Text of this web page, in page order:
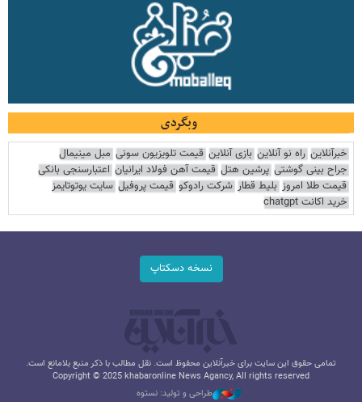
وبگردی
خبرآنلاین راه نو آنلاین بازی آنلاین قیمت تلویزیون سونی مبل مینیمال
جراح بینی گوشتی پرشین هتل قیمت آهن فولاد ایرانیان اعتبارسنجی بانکی
قیمت طلا امروز بلیط قطار شرکت رادوکو قیمت پروفیل سایت یوتوتایمز
خرید اکانت chatgpt
نسخه دسکتاپ
تمامی حقوق این سایت برای خبرآنلاین محفوظ است. نقل مطالب با ذکر منبع بلامانع است.
Copyright © 2025 khabaronline News Agancy, All rights reserved
طراحی و تولید: نستوه